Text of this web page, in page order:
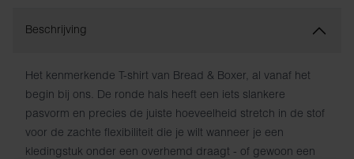
Beschrijving
Het kenmerkende T-shirt van Bread & Boxer, al vanaf het
begin bij ons. De ronde hals heeft een iets slankere
pasvorm en precies de juiste hoeveelheid stretch in de stof
voor de zachte flexibiliteit die je wilt wanneer je een
kledingstuk onder een overhemd draagt ​​- of gewoon een